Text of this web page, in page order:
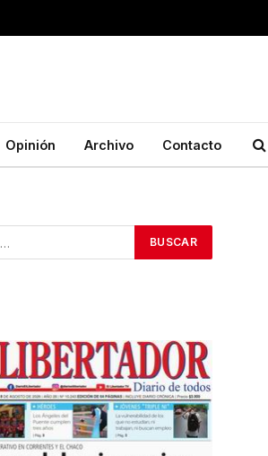
Opinión Archivo Contacto